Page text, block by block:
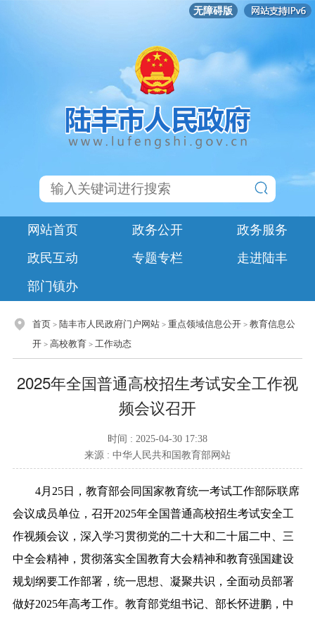
无障碍版
网站首页 政务公开
政务服务
政民互动
专题专栏
走进陆丰
部门镇办
首页 > 陆丰市人民政府门户网站 >重点领域信息公开 >教育信息公
开 > 高校教育 > 工作动态
2025年全国普通高校招生考试安全工作视
频会议召开
时间 : 2025-04-30 17:38
来源 : 中华人民共和国教育部网站
4月25日，教育部会同国家教育统一考试工作部际联席
会议成员单位，召开2025年全国普通高校招生考试安全工
作视频会议，深入学习贯彻党的二十大和二十届二中、三
中全会精神，贯彻落实全国教育大会精神和教育强国建设
规划纲要工作部署，统一思想、凝聚共识，全面动员部署
做好2025年高考工作。教育部党组书记、部长怀进鹏，中